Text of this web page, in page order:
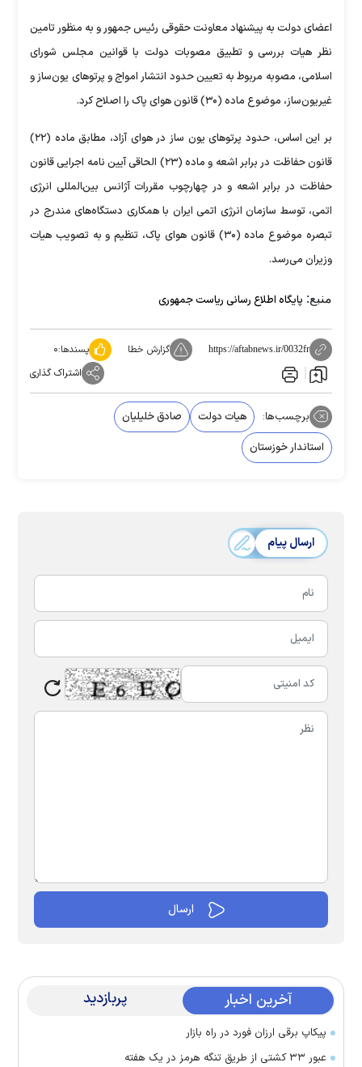
اعضای دولت به پیشنهاد معاونت حقوقی رئیس جمهور و به منظور تامین
نظر هیات بررسی و تطبیق مصوبات دولت با قوانین مجلس شورای
اسلامی، مصوبه مربوط به تعیین حدود انتشار امواج و پرتوهای یون‌ساز و
غیریون‌ساز، موضوع ماده (۳۰) قانون هوای پاک را اصلاح کرد.
بر این اساس، حدود پرتوهای یون ساز در هوای آزاد، مطابق ماده (۲۲)
قانون حفاظت در برابر اشعه و ماده (۲۳) الحاقی آیین نامه اجرایی قانون
حفاظت در برابر اشعه و در چهارچوب مقررات آژانس بین‌‍المللی انرژی
اتمی، توسط سازمان انرژی اتمی ایران با همکاری دستگاه‌های مندرج در
تبصره موضوع ماده (۳۰) قانون هوای پاک، تنظیم و به تصویب هیات
وزیران می‌رسد.
منبع: پایگاه اطلاع رسانی ریاست جمهوری
https://aftabnews.ir/0032fr گزارش خطا پسندها:۰
اشتراک گذاری
برچسب‌ها: هیات دولت
صادق خلیلیان
استاندار خوزستان
ارسال پیام
آخرین اخبار پربازدید
پیکاپ برقی ارزان فورد در راه بازار
عبور ۳۳ کشتی از طریق تنگه هرمز در یک هفته